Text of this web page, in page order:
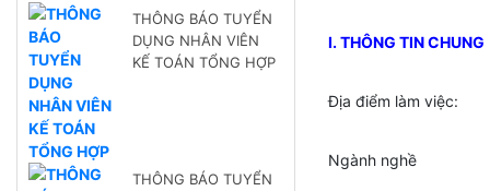
THÔNG BÁO TUYỂN
DỤNG NHÂN VIÊN
KẾ TOÁN TỔNG HỢP
THÔNG BÁO TUYỂN
I. THÔNG TIN CHUNG
Địa điểm làm việc:
Ngành nghề